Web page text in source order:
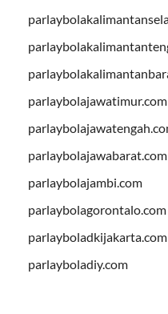
parlaybolajawatimur.com
parlaybolajawabarat.com
parlaybolajambi.com
parlaybolagorontalo.com
parlayboladkijakarta.com
parlayboladiy.com